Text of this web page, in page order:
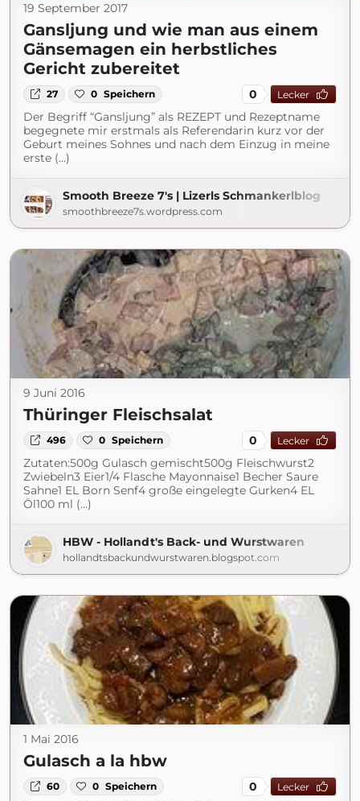
19 September 2017
Gansljung und wie man aus einem
Gänsemagen ein herbstliches
Gericht zubereitet
27 0 Speichern 0 Lecker
Der Begriff “Gansljung” als REZEPT und Rezeptname
begegnete mir erstmals als Referendarin kurz vor der
Geburt meines Sohnes und nach dem Einzug in meine
erste (...)
Smooth Breeze 7's | Lizerls Schmankerlblog
smoothbreeze7s.wordpress.com
9 Juni 2016
Thüringer Fleischsalat
496 0 Speichern 0 Lecker
Zutaten:500g Gulasch gemischt500g Fleischwurst2
Zwiebeln3 Eier1/4 Flasche Mayonnaise1 Becher Saure
Sahne1 EL Born Senf4 große eingelegte Gurken4 EL
Öl100 ml (...)
HBW - Hollandt's Back- und Wurstwaren
hollandtsbackundwurstwaren.blogspot.com
1 Mai 2016
Gulasch a la hbw
60 0 Speichern 0 Lecker